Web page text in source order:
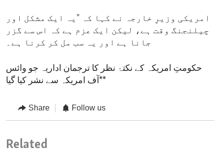
امریکی وزیرِ خارجہ نے کہا کہ "یہ ایک مشکل اور
چیلنجنگ وقت ہے، لیکن ایک عزم ہے کہ اس سے گزر
جانا ہے اور یہ سب مل کر کرنا ہے۔
حکومتِ امریکہ کے نکتۂ نظر کا ترجمان اداریہ جو وائس
آف امریکہ سے نشر کیا گیا**
Share Follow us
Related